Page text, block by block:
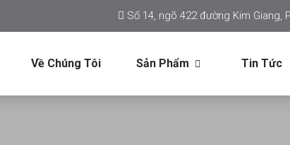
Số 14, ngõ 422 đường Kim Giang,
Về Chúng Tôi Sản Phẩm Tin Tức